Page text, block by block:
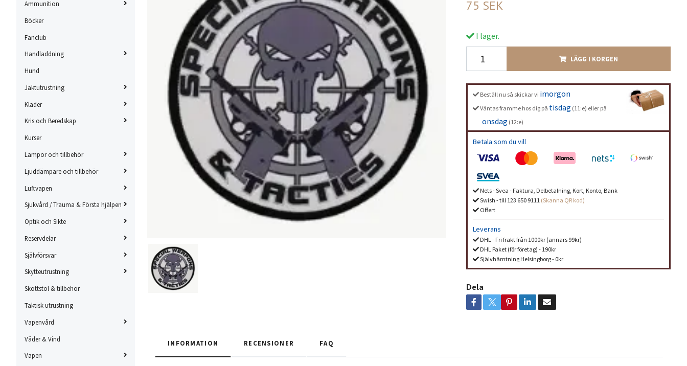
Ammunition
Böcker
Fanclub
Handladdning
Hund
Jaktutrustning
Kläder
Kris och Beredskap
Kurser
Lampor och tillbehör
Ljuddämpare och tillbehör
Luftvapen
Sjukvård / Trauma & Första hjälpen
Optik och Sikte
Reservdelar
Självförsvar
Skytteutrustning
Skottstol & tillbehör
Taktisk utrustning
Vapenvård
Väder & Vind
Vapen
75 SEK
I lager.
LÄGG I KORGEN
Beställ nu så skickar vi imorgon
Väntas framme hos dig på tisdag (11:e) eller på
onsdag (12:e)
Betala som du vill
Nets - Svea - Faktura, Delbetalning, Kort, Konto, Bank
Swish - till 123 650 9111 (Skanna QR kod)
Offert
Leverans
DHL - Fri frakt från 1000kr (annars 99kr)
DHL Paket (för företag) - 190kr
Självhämtning Helsingborg - 0kr
Dela
INFORMATION RECENSIONER FAQ